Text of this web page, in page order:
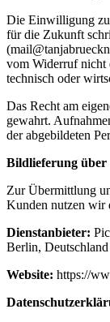
Die Einwilligung
für die Zukunft
vom Widerruf nicht
technisch oder
Das Recht am
gewahrt.
der abgebildeten
Bildlieferung
Zur Übermittlung
Kunden nutzen wir
Dienstanbieter:
Berlin, Deutschland
Website: https://